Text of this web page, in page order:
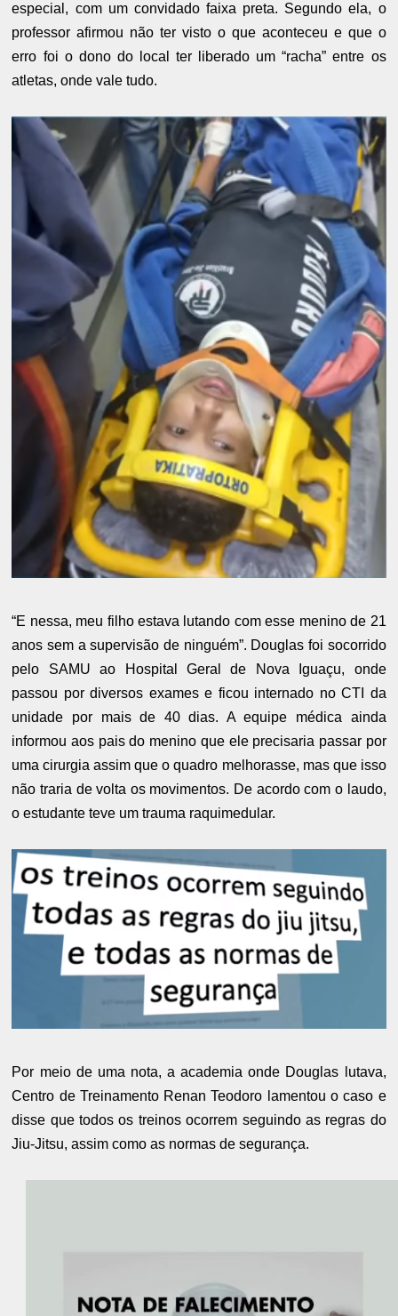
especial, com um convidado faixa preta. Segundo ela, o
professor afirmou não ter visto o que aconteceu e que o
erro foi o dono do local ter liberado um “racha” entre os
atletas, onde vale tudo.
“E nessa, meu filho estava lutando com esse menino de 21
anos sem a supervisão de ninguém”. Douglas foi socorrido
pelo SAMU ao Hospital Geral de Nova Iguaçu, onde
passou por diversos exames e ficou internado no CTI da
unidade por mais de 40 dias. A equipe médica ainda
informou aos pais do menino que ele precisaria passar por
uma cirurgia assim que o quadro melhorasse, mas que isso
não traria de volta os movimentos. De acordo com o laudo,
o estudante teve um trauma raquimedular.
Por meio de uma nota, a academia onde Douglas lutava,
Centro de Treinamento Renan Teodoro lamentou o caso e
disse que todos os treinos ocorrem seguindo as regras do
Jiu-Jitsu, assim como as normas de segurança.